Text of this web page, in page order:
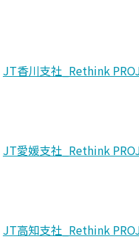
JT香川支社_Rethink
JT愛媛支社_Rethink
JT高知支社_Rethink